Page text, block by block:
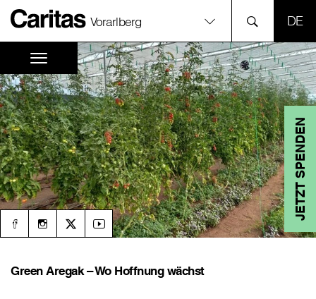
Vorarlberg
JETZT SPENDEN
Green Aregak – Wo Hoffnung wächst